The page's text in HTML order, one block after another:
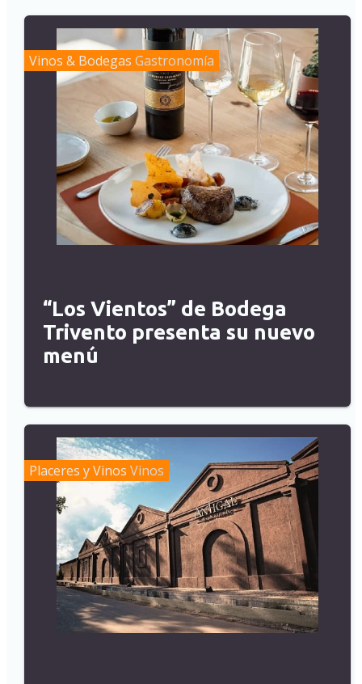
Vinos & Bodegas Gastronomía
“Los Vientos” de Bodega
Trivento presenta su nuevo
menú
Placeres y Vinos Vinos